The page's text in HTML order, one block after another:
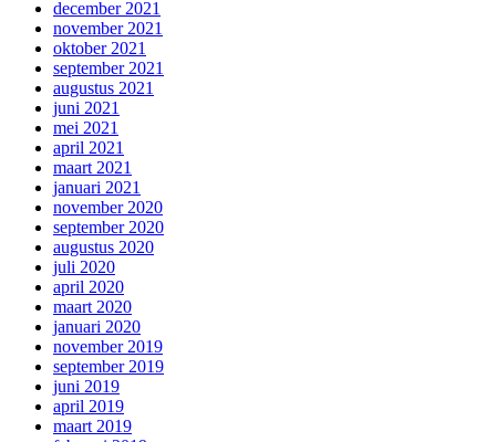
december 2021
november 2021
oktober 2021
september 2021
augustus 2021
juni 2021
mei 2021
april 2021
maart 2021
januari 2021
november 2020
september 2020
augustus 2020
juli 2020
april 2020
maart 2020
januari 2020
november 2019
september 2019
juni 2019
april 2019
maart 2019